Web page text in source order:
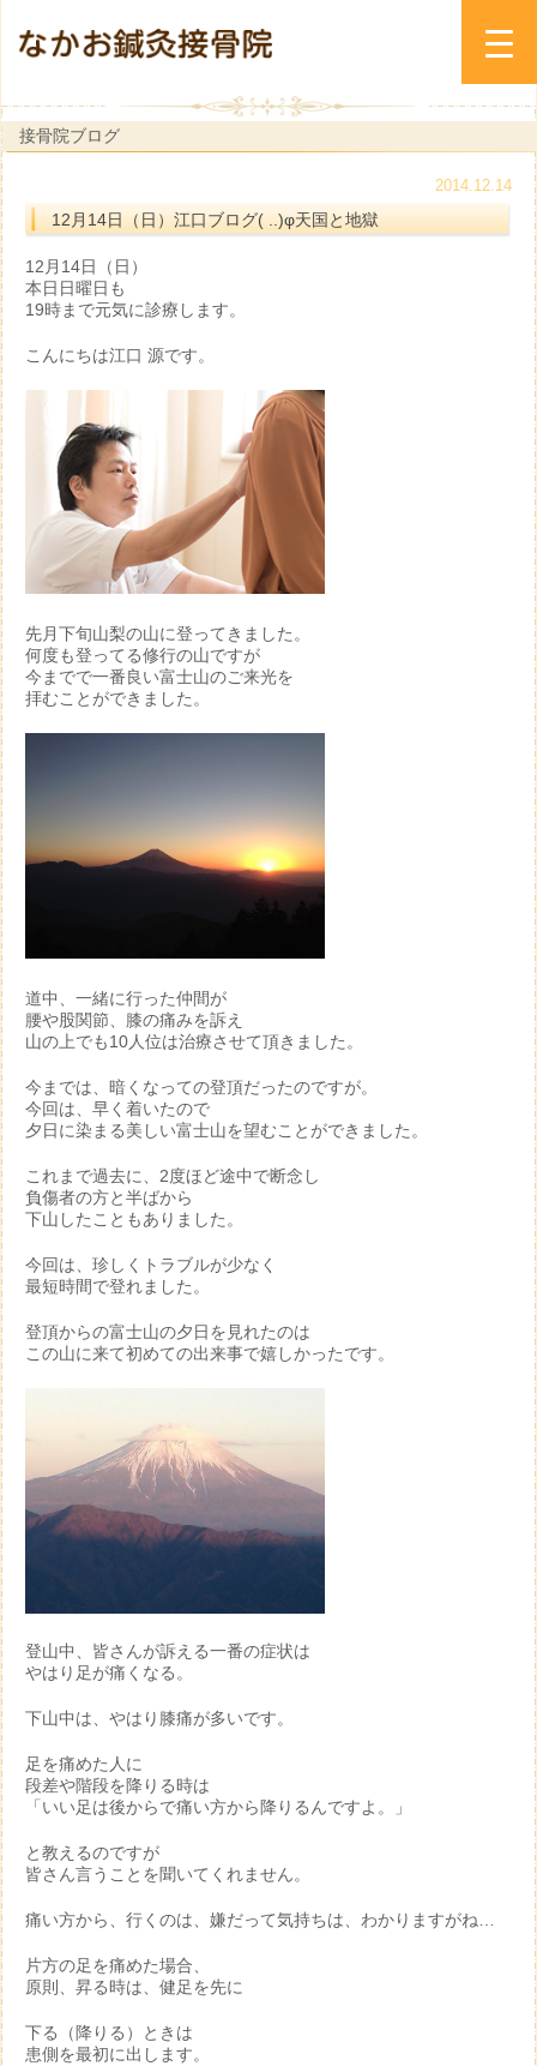
接骨院ブログ
2014.12.14
12月14日（日）江口ブログ( ..)φ天国と地獄
12月14日（日）
本日日曜日も
19時まで元気に診療します。
こんにちは江口 源です。
先月下旬山梨の山に登ってきました。
何度も登ってる修行の山ですが
今までで一番良い富士山のご来光を
拝むことができました。
道中、一緒に行った仲間が
腰や股関節、膝の痛みを訴え
山の上でも10人位は治療させて頂きました。
今までは、暗くなっての登頂だったのですが。
今回は、早く着いたので
夕日に染まる美しい富士山を望むことができました。
これまで過去に、2度ほど途中で断念し
負傷者の方と半ばから
下山したこともありました。
今回は、珍しくトラブルが少なく
最短時間で登れました。
登頂からの富士山の夕日を見れたのは
この山に来て初めての出来事で嬉しかったです。
登山中、皆さんが訴える一番の症状は
やはり足が痛くなる。
下山中は、やはり膝痛が多いです。
足を痛めた人に
段差や階段を降りる時は
「いい足は後からで痛い方から降りるんですよ。」
と教えるのですが
皆さん言うことを聞いてくれません。
痛い方から、行くのは、嫌だって気持ちは、わかりますがね…
片方の足を痛めた場合、
原則、昇る時は、健足を先に
下る（降りる）ときは
患側を最初に出します。